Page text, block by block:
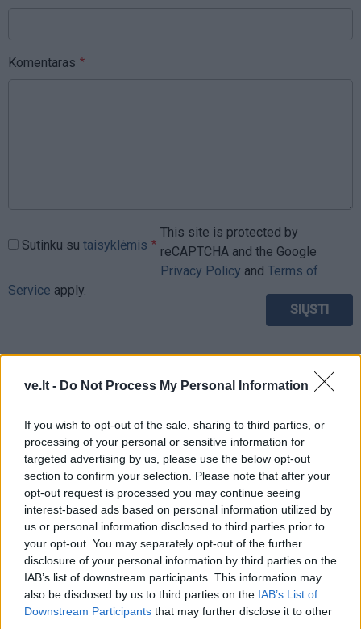
ve.lt - Do Not Process My Personal Information
If you wish to opt-out of the sale, sharing to third parties, or
processing of your personal or sensitive information for
targeted advertising by us, please use the below opt-out
section to confirm your selection. Please note that after your
opt-out request is processed you may continue seeing
interest-based ads based on personal information utilized by
us or personal information disclosed to third parties prior to
your opt-out. You may separately opt-out of the further
disclosure of your personal information by third parties on the
IAB’s list of downstream participants. This information may
also be disclosed by us to third parties on the IAB’s List of
Downstream Participants that may further disclose it to other
Komentaras
Sutinku su taisyklėmis
This site is protected by
reCAPTCHA and the Google
Privacy Policy and Terms of
Service apply.
TAIP PAT SKAITYKITE